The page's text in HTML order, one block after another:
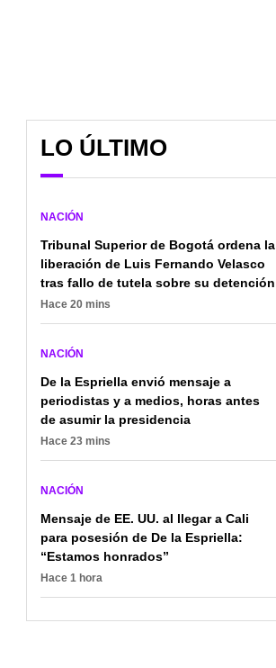
Qué delitos enfrenta la
abuso
LO ÚLTIMO
NACIÓN
Tribunal Superior de Bogotá ordena la
liberación de Luis Fernando Velasco
tras fallo de tutela sobre su detención
Hace 20 mins
NACIÓN
De la Espriella envió mensaje a
periodistas y a medios, horas antes
de asumir la presidencia
Hace 23 mins
NACIÓN
Mensaje de EE. UU. al llegar a Cali
para posesión de De la Espriella:
“Estamos honrados”
Hace 1 hora